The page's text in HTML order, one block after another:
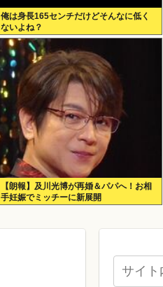
俺は身長165センチだけどそんなに低く
ないよね？
【朗報】及川光博が再婚＆パパへ！お相
手妊娠でミッチーに新展開